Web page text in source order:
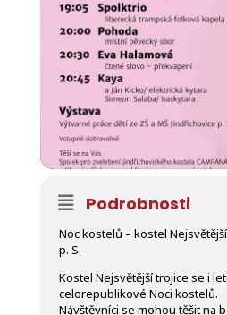
Podrobnosti
Noc kostelů – kostel
p. S.
Kostel Nejsvětější trojice se i
celorepublikové Noci kostelů.
Návštěvníci se mohou těšit na